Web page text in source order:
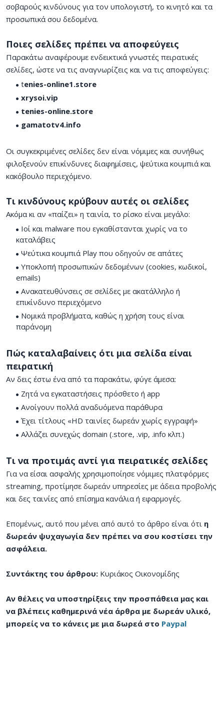
σοβαρούς κινδύνους για τον υπολογιστή, το κινητό και τα
προσωπικά σου δεδομένα.
Ποιες σελίδες πρέπει να αποφεύγεις
Παρακάτω αναφέρουμε ενδεικτικά γνωστές πειρατικές
σελίδες, ώστε να τις αναγνωρίζεις και να τις αποφεύγεις:
tenies-online1.store
xrysoi.vip
tenies-online.store
gamatotv4.info
Οι συγκεκριμένες σελίδες δεν είναι νόμιμες και συνήθως
φιλοξενούν επικίνδυνες διαφημίσεις, ψεύτικα κουμπιά και
κακόβουλο περιεχόμενο.
Τι κινδύνους κρύβουν αυτές οι σελίδες
Ακόμα κι αν «παίζει» η ταινία, το ρίσκο είναι μεγάλο:
Ιοί και malware που εγκαθίστανται χωρίς να το
καταλάβεις
Ψεύτικα κουμπιά Play που οδηγούν σε απάτες
Υποκλοπή προσωπικών δεδομένων (cookies, κωδικοί,
emails)
Ανακατευθύνσεις σε σελίδες με ακατάλληλο ή
επικίνδυνο περιεχόμενο
Νομικά προβλήματα, καθώς η χρήση τους είναι
παράνομη
Πώς καταλαβαίνεις ότι μια σελίδα είναι
πειρατική
Αν δεις έστω ένα από τα παρακάτω, φύγε άμεσα:
Ζητά να εγκαταστήσεις πρόσθετο ή app
Ανοίγουν πολλά αναδυόμενα παράθυρα
Έχει τίτλους «HD ταινίες δωρεάν χωρίς εγγραφή»
Αλλάζει συνεχώς domain (.store, .vip, .info κλπ.)
Τι να προτιμάς αντί για πειρατικές σελίδες
Για να είσαι ασφαλής χρησιμοποίησε νόμιμες πλατφόρμες
streaming, προτίμησε δωρεάν υπηρεσίες με άδεια προβολής
και δες ταινίες από επίσημα κανάλια ή εφαρμογές.
Επομένως, αυτό που μένει από αυτό το άρθρο είναι ότι η
δωρεάν ψυχαγωγία δεν πρέπει να σου κοστίσει την
ασφάλεια.
Συντάκτης του άρθρου: Κυριάκος Οικονομίδης
Αν θέλεις να υποστηρίξεις την προσπάθεια μας και
να βλέπεις καθημερινά νέα άρθρα με δωρεάν υλικό,
μπορείς να το κάνεις με μια δωρεά στο Paypal